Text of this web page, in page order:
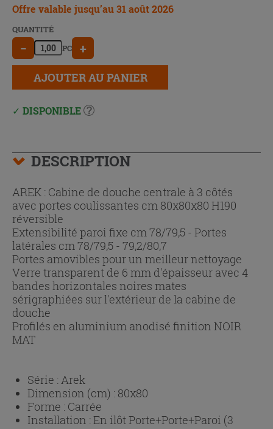
Offre valable jusqu’au 31 août 2026
QUANTITÉ
− PC +
AJOUTER AU PANIER
DISPONIBLE
DESCRIPTION
AREK : Cabine de douche centrale à 3 côtés
avec portes coulissantes cm 80x80x80 H190
réversible
Extensibilité paroi fixe cm 78/79,5 - Portes
latérales cm 78/79,5 - 79,2/80,7
Portes amovibles pour un meilleur nettoyage
Verre transparent de 6 mm d'épaisseur avec 4
bandes horizontales noires mates
sérigraphiées sur l'extérieur de la cabine de
douche
Profilés en aluminium anodisé finition NOIR
MAT
Série : Arek
Dimension (cm) : 80x80
Forme : Carrée
Installation :En ilôt Porte+Porte+Paroi (3